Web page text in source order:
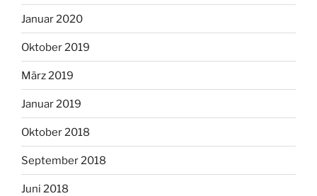
Januar 2020
Oktober 2019
März 2019
Januar 2019
Oktober 2018
September 2018
Juni 2018